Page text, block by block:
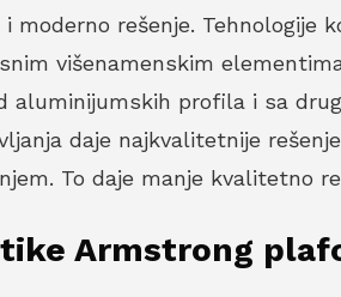
moderno rešenje. Tehnologije
višenamenskim
aluminijumskih profila i sa
daje najkvalitetnije
To daje manje kvalitetno
Armstrong